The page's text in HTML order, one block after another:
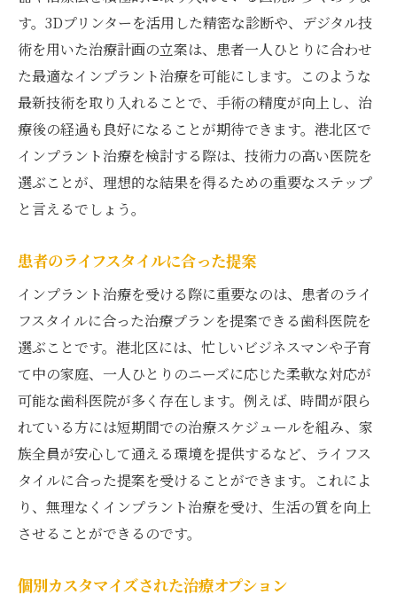
す。3Dプリンターを活用した精密な診断や、デジタル技
術を用いた治療計画の立案は、患者一人ひとりに合わせ
た最適なインプラント治療を可能にします。このような
最新技術を取り入れることで、手術の精度が向上し、治
療後の経過も良好になることが期待できます。港北区で
インプラント治療を検討する際は、技術力の高い医院を
選ぶことが、理想的な結果を得るための重要なステップ
と言えるでしょう。
患者のライフスタイルに合った提案
インプラント治療を受ける際に重要なのは、患者のライ
フスタイルに合った治療プランを提案できる歯科医院を
選ぶことです。港北区には、忙しいビジネスマンや子育
て中の家庭、一人ひとりのニーズに応じた柔軟な対応が
可能な歯科医院が多く存在します。例えば、時間が限ら
れている方には短期間での治療スケジュールを組み、家
族全員が安心して通える環境を提供するなど、ライフス
タイルに合った提案を受けることができます。これによ
り、無理なくインプラント治療を受け、生活の質を向上
させることができるのです。
個別カスタマイズされた治療オプション